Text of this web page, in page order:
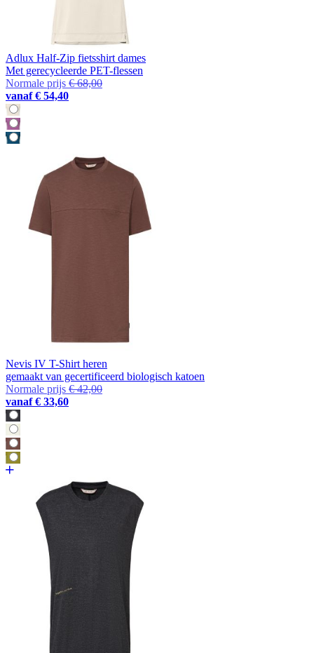
Adlux Half-Zip fietsshirt dames
Met gerecycleerde PET-flessen
Normale prijs € 68,00
vanaf € 54,40
Nevis IV T-Shirt heren
gemaakt van gecertificeerd biologisch katoen
Normale prijs € 42,00
vanaf € 33,60